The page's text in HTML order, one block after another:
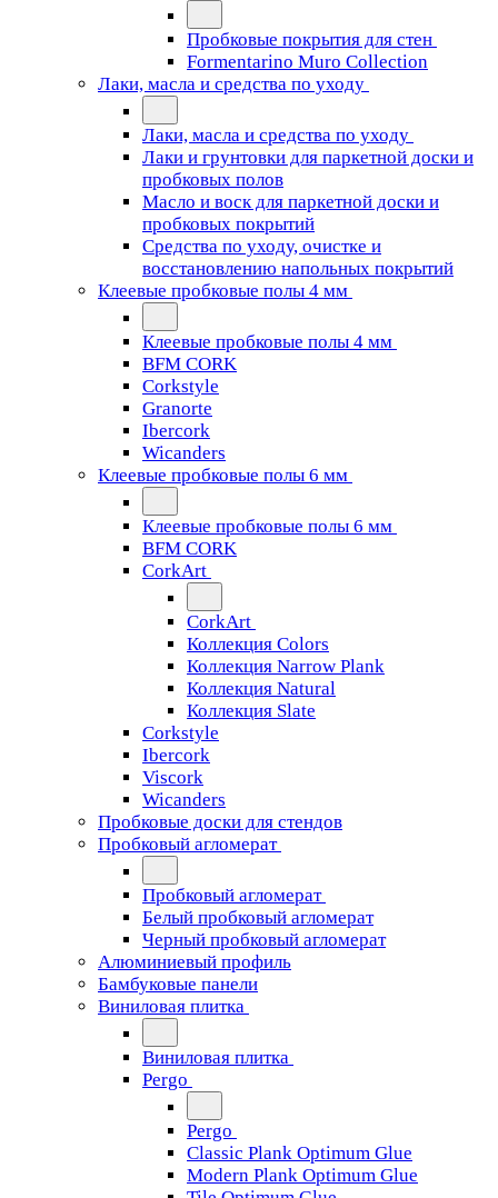
Пробковые покрытия для стен
Formentarino Muro Collection
Лаки, масла и средства по уходу
Лаки, масла и средства по уходу
Лаки и грунтовки для паркетной доски и
пробковых полов
Масло и воск для паркетной доски и
пробковых покрытий
Средства по уходу, очистке и
восстановлению напольных покрытий
Клеевые пробковые полы 4 мм
Клеевые пробковые полы 4 мм
BFM CORK
Corkstyle
Granorte
Ibercork
Wicanders
Клеевые пробковые полы 6 мм
Клеевые пробковые полы 6 мм
BFM CORK
CorkArt
CorkArt
Коллекция Colors
Коллекция Narrow Plank
Коллекция Natural
Коллекция Slate
Corkstyle
Ibercork
Viscork
Wicanders
Пробковые доски для стендов
Пробковый агломерат
Пробковый агломерат
Белый пробковый агломерат
Черный пробковый агломерат
Алюминиевый профиль
Бамбуковые панели
Виниловая плитка
Виниловая плитка
Pergo
Pergo
Classic Plank Optimum Glue
Modern Plank Optimum Glue